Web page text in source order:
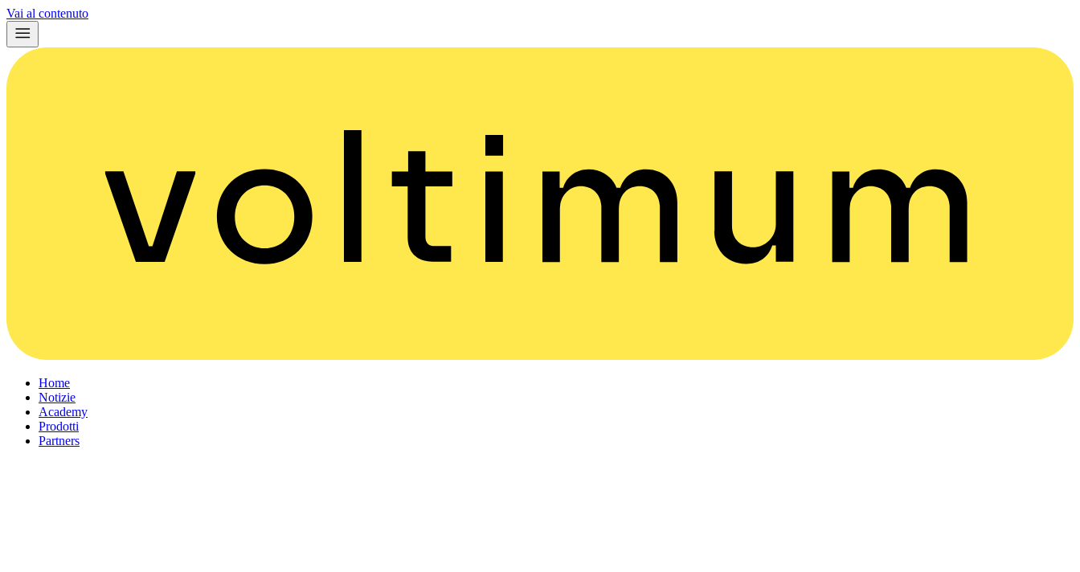
Vai al contenuto
Home
Notizie
Academy
Prodotti
Partners